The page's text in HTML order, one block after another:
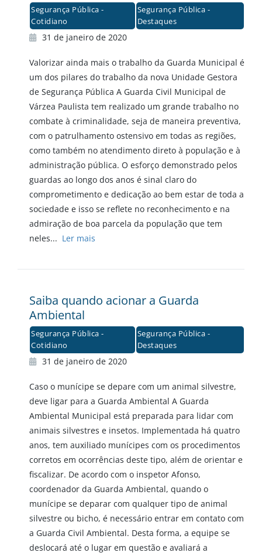
Segurança Pública -
Cotidiano
Segurança Pública -
Destaques
31 de janeiro de 2020
Valorizar ainda mais o trabalho da Guarda Municipal é
um dos pilares do trabalho da nova Unidade Gestora
de Segurança Pública A Guarda Civil Municipal de
Várzea Paulista tem realizado um grande trabalho no
combate à criminalidade, seja de maneira preventiva,
com o patrulhamento ostensivo em todas as regiões,
como também no atendimento direto à população e à
administração pública. O esforço demonstrado pelos
guardas ao longo dos anos é sinal claro do
comprometimento e dedicação ao bem estar de toda a
sociedade e isso se reflete no reconhecimento e na
admiração de boa parcela da população que tem
neles... Ler mais
Saiba quando acionar a Guarda
Ambiental
Segurança Pública -
Cotidiano
Segurança Pública -
Destaques
31 de janeiro de 2020
Caso o munícipe se depare com um animal silvestre,
deve ligar para a Guarda Ambiental A Guarda
Ambiental Municipal está preparada para lidar com
animais silvestres e insetos. Implementada há quatro
anos, tem auxiliado munícipes com os procedimentos
corretos em ocorrências deste tipo, além de orientar e
fiscalizar. De acordo com o inspetor Afonso,
coordenador da Guarda Ambiental, quando o
munícipe se deparar com qualquer tipo de animal
silvestre ou bicho, é necessário entrar em contato com
a Guarda Civil Ambiental. Desta forma, a equipe se
deslocará até o lugar em questão e avaliará a